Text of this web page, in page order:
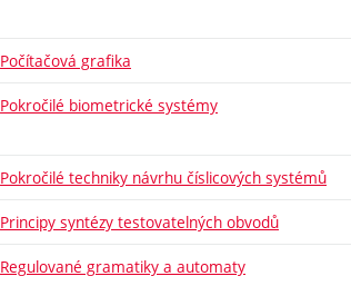
Počítačová grafika
Pokročilé biometrické systémy
Pokročilé techniky návrhu číslicových systémů
Principy syntézy testovatelných obvodů
Regulované gramatiky a automaty